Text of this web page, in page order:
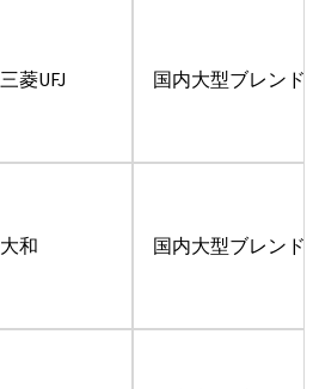
三菱UFJ 国内大型ブレンド
大和 国内大型ブレンド